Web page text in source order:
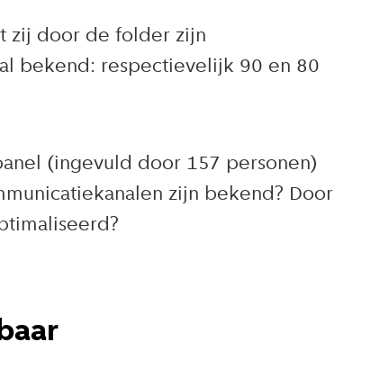
zij door de folder zijn
bekend: respectievelijk 90 en 80
(ingevuld door 157 personen)
zijn bekend? Door